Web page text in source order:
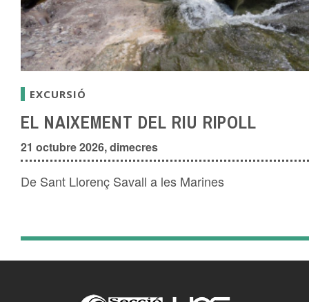
EXCURSIÓ
EL NAIXEMENT DEL RIU RIPOLL
21 octubre 2026, dimecres
De Sant Llorenç Savall a les Marines